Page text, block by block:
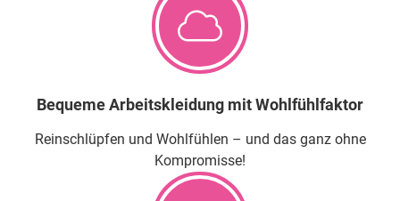
Bequeme Arbeitskleidung mit Wohlfühlfaktor
Reinschlüpfen und Wohlfühlen – und das ganz ohne
Kompromisse!